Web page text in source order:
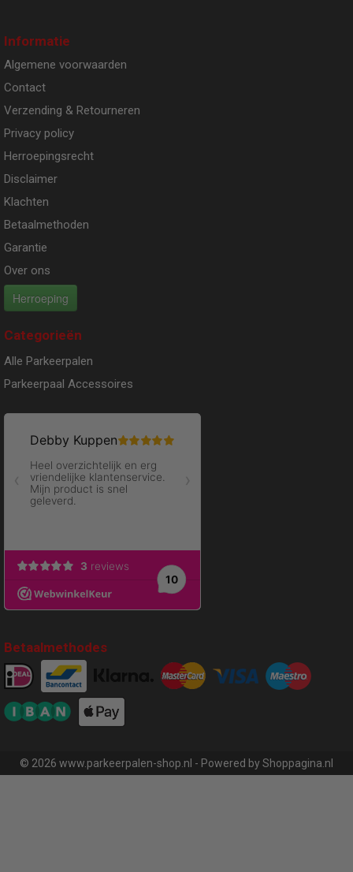
Informatie
Algemene voorwaarden
Contact
Verzending & Retourneren
Privacy policy
Herroepingsrecht
Disclaimer
Klachten
Betaalmethoden
Garantie
Over ons
Herroeping
Categorieën
Alle Parkeerpalen
Parkeerpaal Accessoires
Betaalmethodes
© 2026 www.parkeerpalen-shop.nl - Powered by Shoppagina.nl